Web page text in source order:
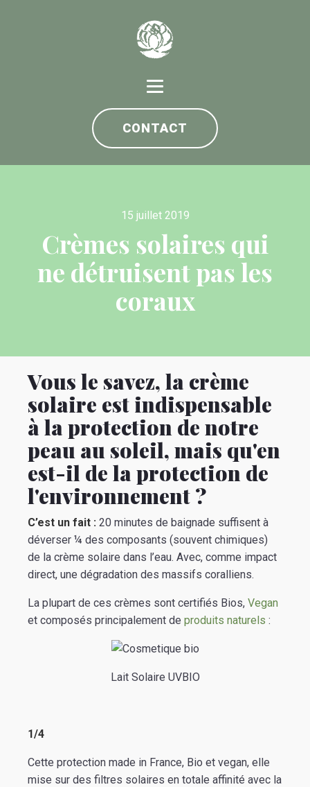
CONTACT
15 juillet 2019
Crèmes solaires qui
ne détruisent pas les
coraux
Vous le savez, la crème
solaire est indispensable
à la protection de notre
peau au soleil, mais qu'en
est-il de la protection de
l'environnement ?
C’est un fait : 20 minutes de baignade suffisent à
déverser ¼ des composants (souvent chimiques)
de la crème solaire dans l’eau. Avec, comme impact
direct, une dégradation des massifs coralliens.
La plupart de ces crèmes sont certifiés Bios, Vegan
et composés principalement de produits naturels :
Lait Solaire UVBIO
1/4
Cette protection made in France, Bio et vegan, elle
mise sur des filtres solaires en totale affinité avec la